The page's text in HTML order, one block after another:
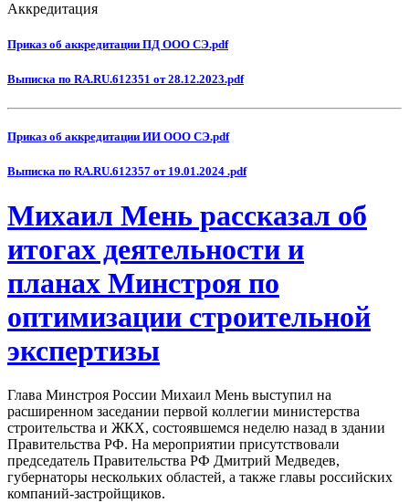
Аккредитация
Приказ об аккредитации ПД ООО СЭ.pdf
Выписка по RA.RU.612351 от 28.12.2023.pdf
Приказ об аккредитации ИИ ООО СЭ.pdf
Выписка по RA.RU.612357 от 19.01.2024 .pdf
Михаил Мень рассказал об
итогах деятельности и
планах Минстроя по
оптимизации строительной
экспертизы
Глава Минстроя России Михаил Мень выступил на
расширенном заседании первой коллегии министерства
строительства и ЖКХ, состоявшемся неделю назад в здании
Правительства РФ. На мероприятии присутствовали
председатель Правительства РФ Дмитрий Медведев,
губернаторы нескольких областей, а также главы российских
компаний-застройщиков.